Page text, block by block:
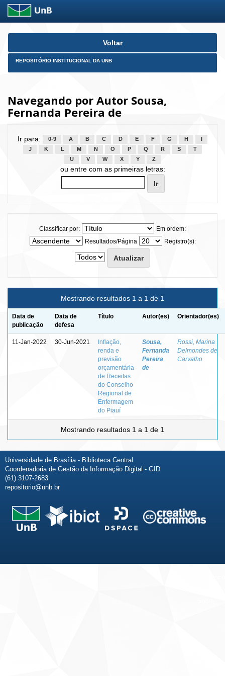
Skip
Voltar
REPOSITÓRIO INSTITUCIONAL DA UNB
Navegando por Autor Sousa,
Fernanda Pereira de
Ir para: 0-9 A B C D E F G H
J
K L M N O P Q R S
T
U
V W X Y Z
ou entre com as primeiras letras:
Classificar por:
Em ordem:
Resultados/Página
Registro(s):
Mostrando resultados 1 a 1 de 1
Data de
publicação
Data de
defesa
Título Autor(es) Orientador(es)
11-Jan-2022 30-Jun-2021
Inflação,
renda e
previsão
orçamentária
de Receitas
do Conselho
Regional de
Enfermagem
do Piauí
Sousa,
Fernanda
Pereira
de
Rossi, Marina
Delmondes de
Carvalho
Mostrando resultados 1 a 1 de 1
Universidade de Brasília - Biblioteca Central
Coordenadoria de Gestão da Informação Digital - GID
(61) 3107-2683
repositorio@unb.br